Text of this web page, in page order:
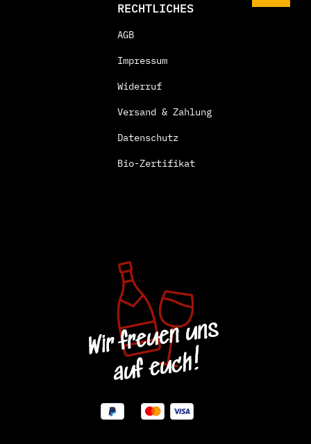
RECHTLICHES
AGB
Impressum
Widerruf
Versand & Zahlung
Datenschutz
Bio-Zertifikat